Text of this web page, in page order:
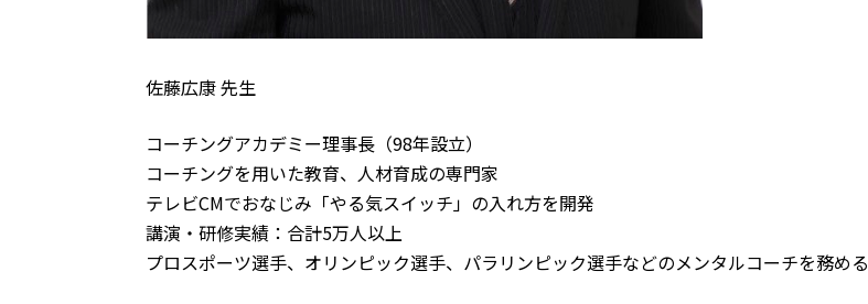
佐藤広康 先生
コーチングアカデミー理事長（98年設立）
コーチングを用いた教育、人材育成の専門家
テレビCMでおなじみ「やる気スイッチ」の入れ方を開発
講演・研修実績：合計5万人以上
プロスポーツ選手、オリンピック選手、パラリンピック選手などのメンタルコーチを務める